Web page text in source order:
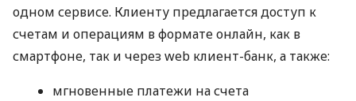
одном сервисе. Клиенту предлагается доступ к
счетам и операциям в формате онлайн, как в
смартфоне, так и через web клиент-банк, а также:
мгновенные платежи на счета